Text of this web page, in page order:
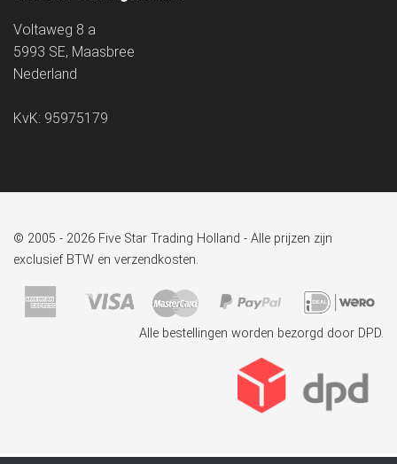
Voltaweg 8 a
5993 SE, Maasbree
Nederland
KvK: 95975179
© 2005 - 2026 Five Star Trading Holland - Alle prijzen zijn
exclusief BTW en verzendkosten.
Alle bestellingen worden bezorgd door DPD.